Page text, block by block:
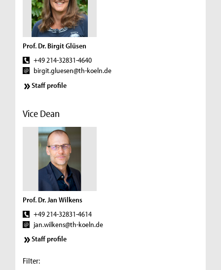
Prof. Dr. Birgit Glüsen
+49 214-32831-4640
birgit.gluesen@th-koeln.de
Staff profile
Vice Dean
Prof. Dr. Jan Wilkens
+49 214-32831-4614
jan.wilkens@th-koeln.de
Staff profile
Filter: